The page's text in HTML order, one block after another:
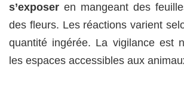
s’exposer en mangeant des
des fleurs. Les réactions varient
quantité ingérée. La vigilance est
les espaces accessibles aux